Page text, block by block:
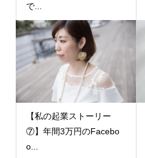
で...
【私の起業ストーリー
⑦】年間3万円のFacebo
o...